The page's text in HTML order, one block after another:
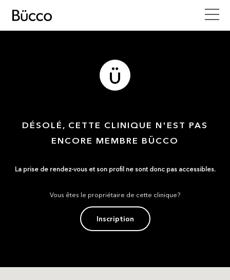
DÉSOLÉ, CETTE CLINIQUE N'EST PAS
ENCORE MEMBRE BÜCCO
La prise de rendez-vous et son profil ne sont donc pas accessibles.
Vous êtes le propriétaire de cette clinique?
Inscription